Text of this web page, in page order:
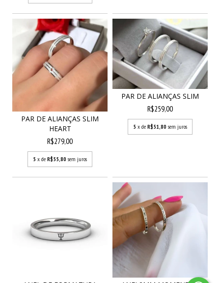
PAR DE ALIANÇAS SLIM
HEART
R$279,00
5 x de R$55,80 sem juros
PAR DE ALIANÇAS SLIM
R$259,00
5 x de R$51,80 sem juros